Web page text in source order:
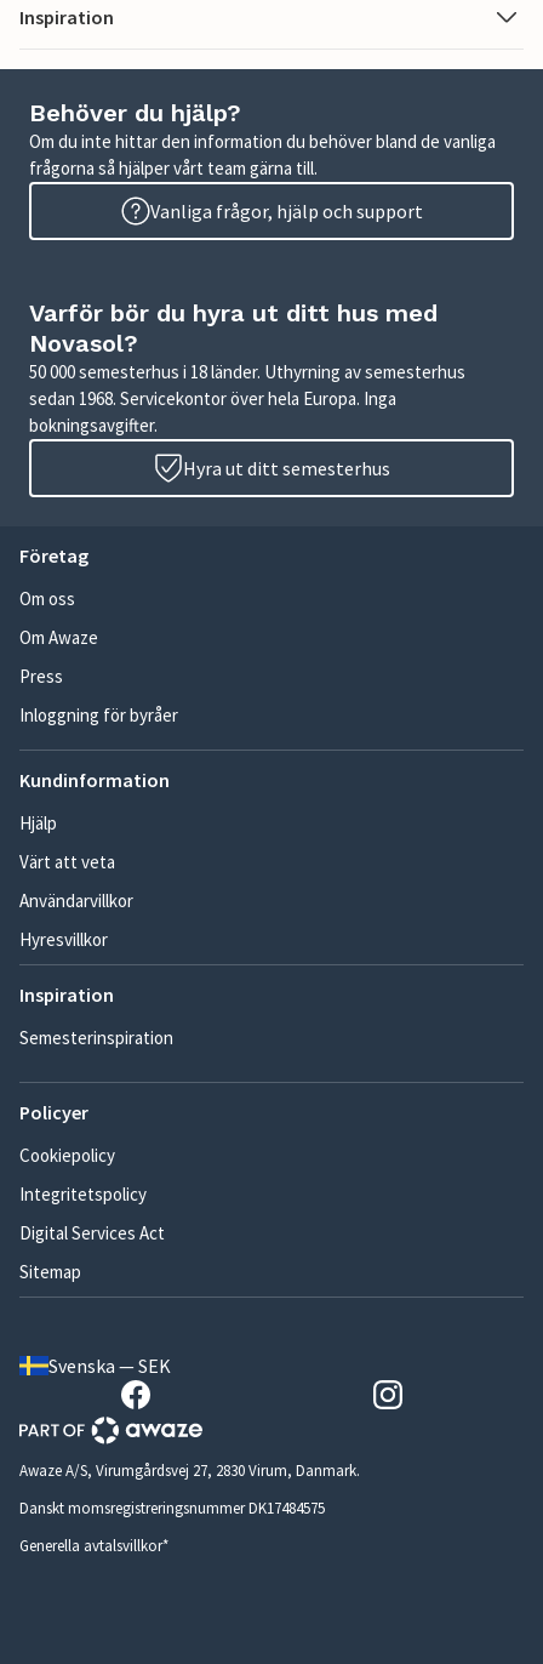
Inspiration
Behöver du hjälp?
Om du inte hittar den information du behöver bland de vanliga
frågorna så hjälper vårt team gärna till.
Vanliga frågor, hjälp och support
Varför bör du hyra ut ditt hus med
Novasol?
50 000 semesterhus i 18 länder. Uthyrning av semesterhus
sedan 1968. Servicekontor över hela Europa. Inga
bokningsavgifter.
Hyra ut ditt semesterhus
Företag
Om oss
Om Awaze
Press
Inloggning för byråer
Kundinformation
Hjälp
Värt att veta
Användarvillkor
Hyresvillkor
Inspiration
Semesterinspiration
Policyer
Cookiepolicy
Integritetspolicy
Digital Services Act
Sitemap
Svenska — SEK
Awaze A/S, Virumgårdsvej 27, 2830 Virum, Danmark.
Danskt momsregistreringsnummer DK17484575
Generella avtalsvillkor*